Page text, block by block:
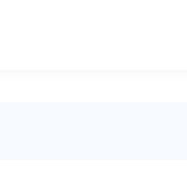
της περιβαλλοντικής